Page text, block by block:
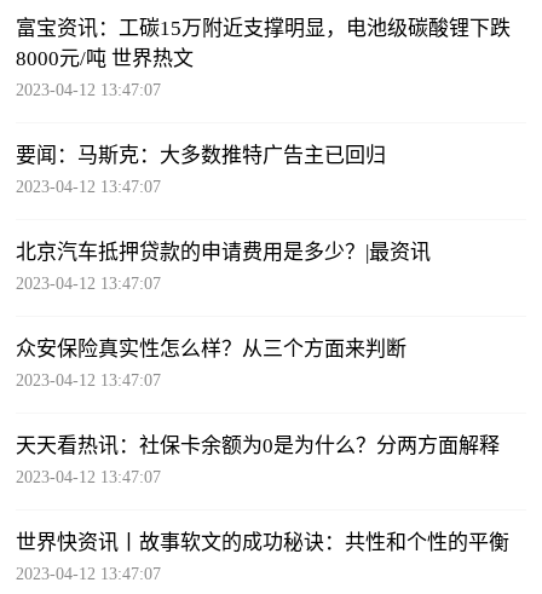
富宝资讯：工碳15万附近支撑明显，电池级碳酸锂下跌
8000元/吨 世界热文
2023-04-12 13:47:07
要闻：马斯克：大多数推特广告主已回归
2023-04-12 13:47:07
北京汽车抵押贷款的申请费用是多少？|最资讯
2023-04-12 13:47:07
众安保险真实性怎么样？从三个方面来判断
2023-04-12 13:47:07
天天看热讯：社保卡余额为0是为什么？分两方面解释
2023-04-12 13:47:07
世界快资讯丨故事软文的成功秘诀：共性和个性的平衡
2023-04-12 13:47:07